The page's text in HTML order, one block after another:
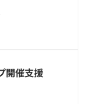
開催支援